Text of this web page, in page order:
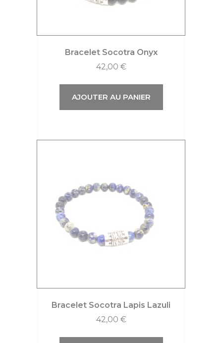
Bracelet Socotra Onyx
42,00 €
AJOUTER AU PANIER
Bracelet Socotra Lapis Lazuli
42,00 €